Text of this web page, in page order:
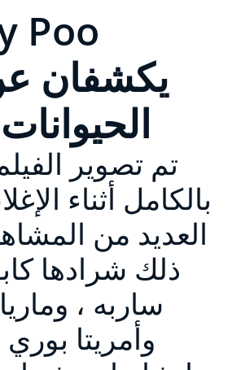
Poo
يكشفان
تم تصوير
بالكامل أثناء
العديد من
ذلك شرادها
ساربه ،
وأمريتا